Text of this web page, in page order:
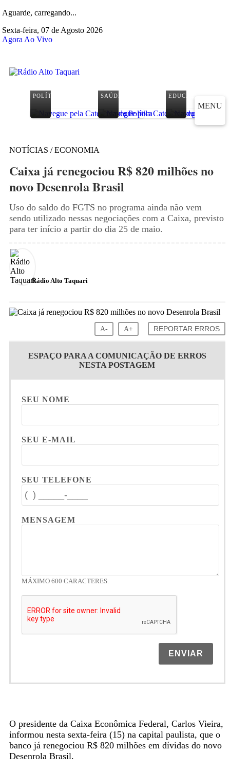
Aguarde, carregando...
Sexta-feira, 07 de Agosto 2026
Agora Ao Vivo
MENU
POLÍTICA SAÚDE EDUCAÇÃO
NOTÍCIAS / ECONOMIA
Caixa já renegociou R$ 820 milhões no
novo Desenrola Brasil
Uso do saldo do FGTS no programa ainda não vem
sendo utilizado nessas negociações com a Caixa, previsto
para ter início a partir do dia 25 de maio.
Rádio Alto Taquari
A- A+ REPORTAR ERROS
ESPAÇO PARA A COMUNICAÇÃO DE ERROS
NESTA POSTAGEM
SEU NOME
SEU E-MAIL
SEU TELEFONE
MENSAGEM
MÁXIMO 600 CARACTERES.
ENVIAR
O presidente da Caixa Econômica Federal, Carlos Vieira,
informou nesta sexta-feira (15) na capital paulista, que o
banco já renegociou R$ 820 milhões em dívidas do novo
Desenrola Brasil.